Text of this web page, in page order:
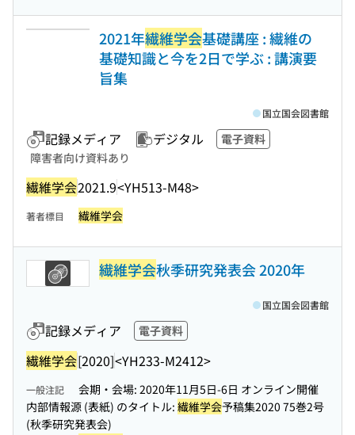
2021年繊維学会基礎講座 : 繊維の
基礎知識と今を2日で学ぶ : 講演要
旨集
記録メディア デジタル
電子資料
障害者向け資料あり
繊維学会2021.9<YH513-M48>
国立国会図書館
著者標目 繊維学会
繊維学会秋季研究発表会 2020年
記録メディア 電子資料
繊維学会[2020]<YH233-M2412>
国立国会図書館
一般注記
会期・会場: 2020年11月5日-6日 オンライン開催
内部情報源 (表紙) のタイトル: 繊維学会予稿集2020 75巻2号
(秋季研究発表会)